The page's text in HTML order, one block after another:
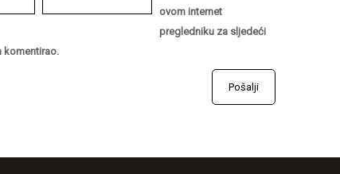
ovom internet
pregledniku za sljedeći
komentirao.